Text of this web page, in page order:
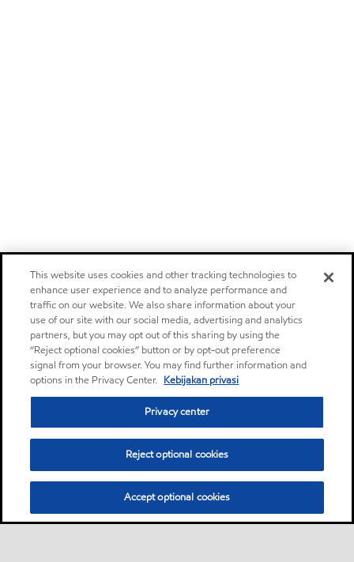
This website uses cookies and other tracking technologies to
enhance user experience and to analyze performance and
traffic on our website. We also share information about your
use of our site with our social media, advertising and analytics
partners, but you may opt out of this sharing by using the
“Reject optional cookies” button or by opt-out preference
signal from your browser. You may find further information and
options in the Privacy Center. Kebijakan privasi
Privacy center
Reject optional cookies
Accept optional cookies